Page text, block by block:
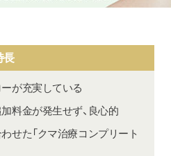
長
が充実している
料金が発生せず、良心的
せた「クマ治療コンプリート